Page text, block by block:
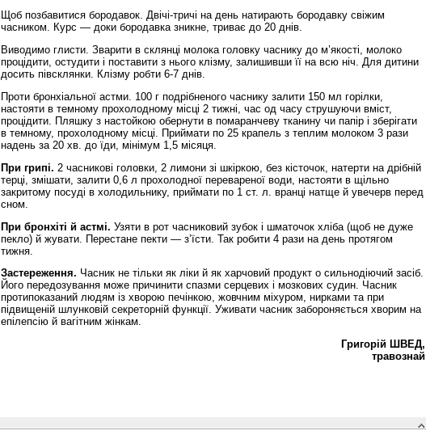
Щоб позбавитися бородавок. Двічі-тричі на день натирають бородавку свіжим
часником. Курс — доки бородавка зникне, триває до 20 днів.
Виводимо глисти. Зварити в склянці молока головку часнику до м’якості, молоко
процідити, остудити і поставити з нього клізму, залишивши її на всю ніч. Для дитини
досить півсклянки. Клізму робти 6-7 днів.
Проти бронхіальної астми. 100 г подрібненого часнику залити 150 мл горілки,
настояти в темному прохолодному місці 2 тижні, час од часу струшуючи вміст,
процідити. Пляшку з настойкою обернути в помаранчеву тканину чи папір і зберігати
в темному, прохолодному місці. Приймати по 25 крапель з теплим молоком 3 рази
надень за 20 хв. до їди, мінімум 1,5 місяця.
При грипі. 2 часникові головки, 2 лимони зі шкіркою, без кісточок, натерти на дрібній
терці, змішати, залити 0,6 л прохолодної перевареної води, настояти в щільно
закритому посуді в холодильнику, приймати по 1 ст. л. вранці натще й увечерв перед
сном.
При бронхіті й астмі. Узяти в рот часниковий зубок і шматочок хліба (щоб не дуже
пекло) й жувати. Перестане пекти — з’їсти. Так робити 4 рази на день протягом
тижня.
Застереження. Часник не тільки як ліки й як харчовий продукт o сильнодіючий засіб.
Його передозування може причинити спазми серцевих і мозкових судин. Часник
протипоказаний людям із хворою печінкою, жовчним міхуром, нирками та при
підвищеній шлунковій секреторній функції. Уживати часник забороняється хворим на
епілепсію й вагітним жінкам.
Григорій ШВЕД,
травознай